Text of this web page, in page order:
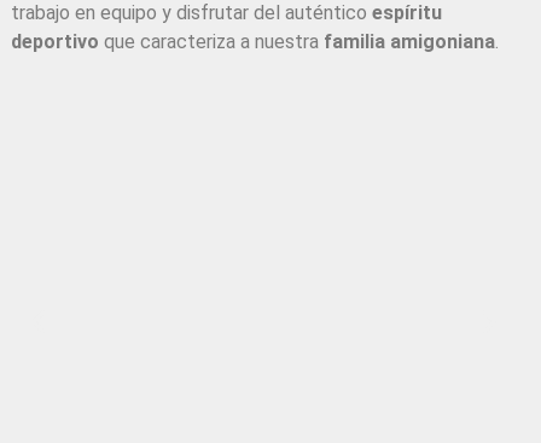
trabajo en equipo y disfrutar del auténtico espíritu
deportivo que caracteriza a nuestra familia amigoniana.